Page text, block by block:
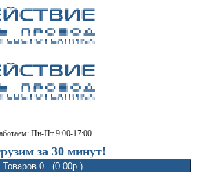
Пн-Пт 9:00-17:00
за 30 минут!
Товаров 0 (0.00р.)